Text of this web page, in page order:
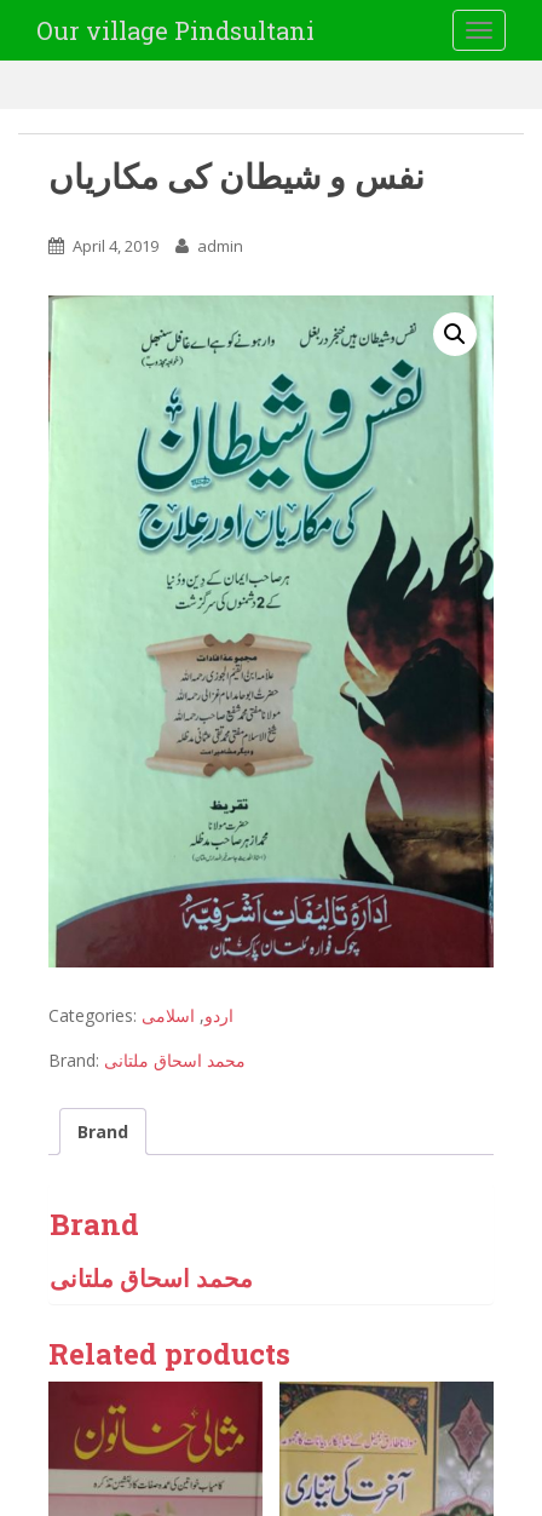
Our village Pindsultani
نفس و شیطان کی مکاریاں
April 4, 2019 admin
Categories: اردو, اسلامی
Brand: محمد اسحاق ملتانی
Brand
Brand
محمد اسحاق ملتانی
Related products